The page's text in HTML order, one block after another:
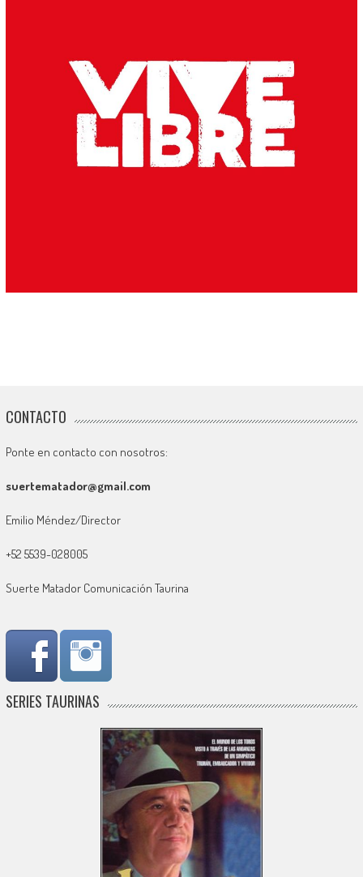
CONTACTO
Ponte en contacto con nosotros:
suertematador@gmail.com
Emilio Méndez/Director
+52 5539-028005
Suerte Matador Comunicación Taurina
SERIES TAURINAS